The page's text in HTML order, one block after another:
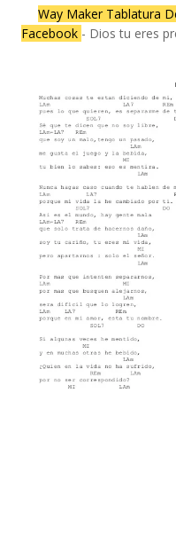
Way Maker Tablatura
Facebook - Dios tu eres